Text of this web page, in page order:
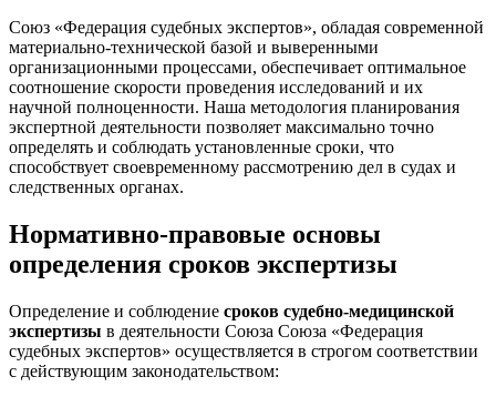
Союз «Федерация судебных экспертов», обладая современной
материально-технической базой и выверенными
организационными процессами, обеспечивает оптимальное
соотношение скорости проведения исследований и их
научной полноценности. Наша методология планирования
экспертной деятельности позволяет максимально точно
определять и соблюдать установленные сроки, что
способствует своевременному рассмотрению дел в судах и
следственных органах.
Нормативно-правовые основы
определения сроков экспертизы
Определение и соблюдение сроков судебно-медицинской
экспертизы в деятельности Союза Союза «Федерация
судебных экспертов» осуществляется в строгом соответствии
с действующим законодательством: